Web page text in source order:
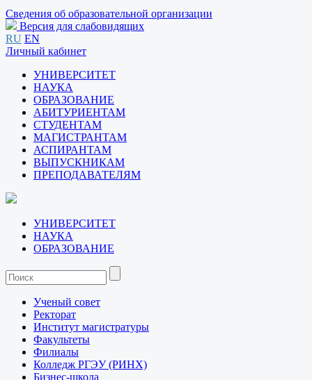
Сведения об образовательной организации
Версия для слабовидящих
RU EN
Личный кабинет
УНИВЕРСИТЕТ
НАУКА
ОБРАЗОВАНИЕ
АБИТУРИЕНТАМ
СТУДЕНТАМ
МАГИСТРАНТАМ
АСПИРАНТАМ
ВЫПУСКНИКАМ
ПРЕПОДАВАТЕЛЯМ
УНИВЕРСИТЕТ
НАУКА
ОБРАЗОВАНИЕ
Ученый совет
Ректорат
Институт магистратуры
Факультеты
Филиалы
Колледж РГЭУ (РИНХ)
Бизнес-школа